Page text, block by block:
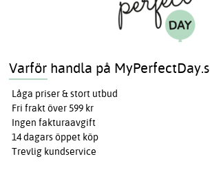
Varför handla på
Låga priser & stort utbud
Fri frakt över 599 kr
Ingen fakturaavgift
14 dagars öppet köp
Trevlig kundservice